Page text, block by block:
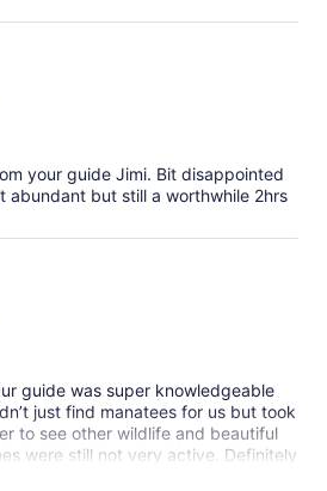
for both seasoned kayakers and
your guide Jimi. Bit disappointed
abundant but still a worthwhile 2hrs
guide was super knowledgeable
just find manatees for us but took
to see other wildlife and beautiful
were still not very active. Definitely
time we are in the area I would do